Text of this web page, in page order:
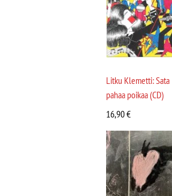
Litku Klemetti: Sata
pahaa poikaa (CD)
16,90€